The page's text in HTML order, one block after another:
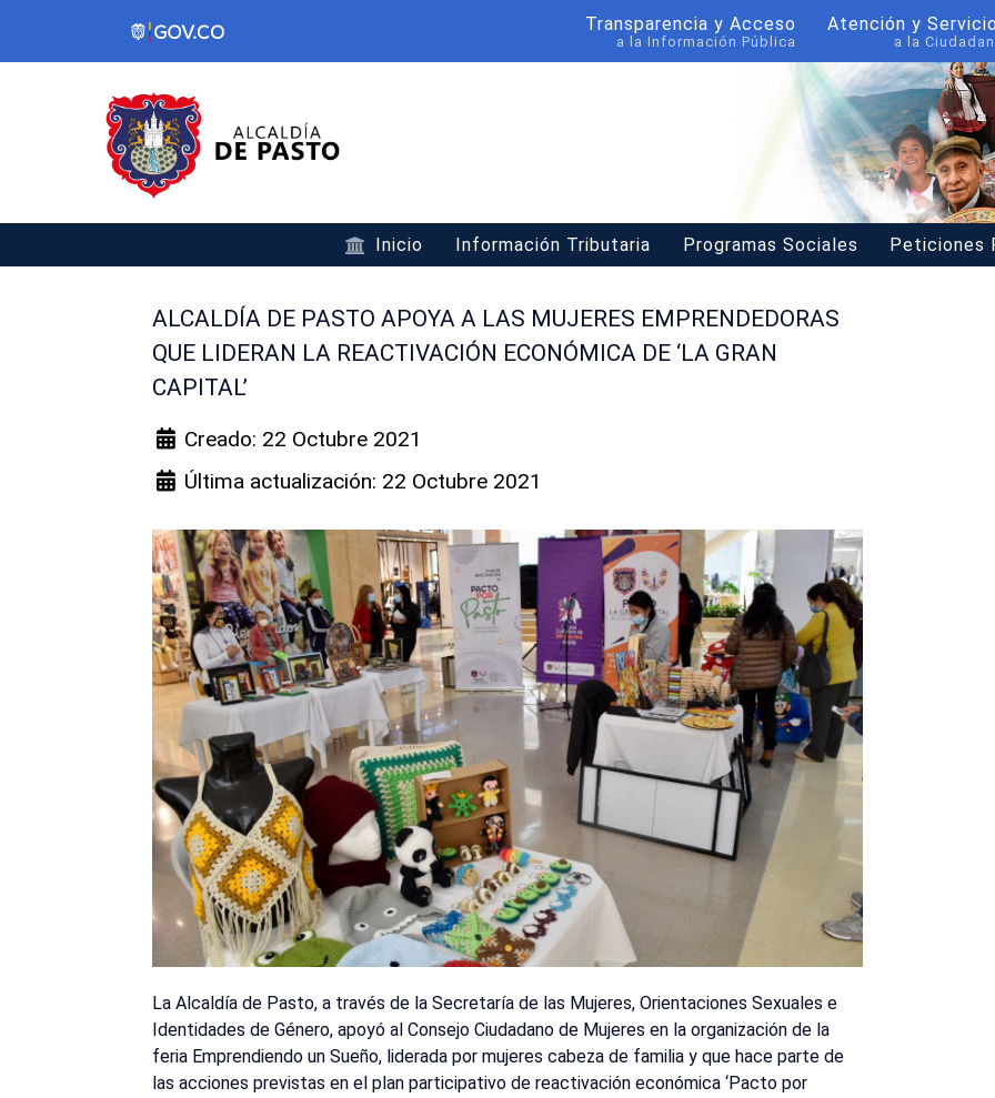
Transparencia y Acceso
a la Información Pública
Atención y
a la
Inicio Información Tributaria Programas Sociales Peticiones
ALCALDÍA DE PASTO APOYA A LAS MUJERES EMPRENDEDORAS
QUE LIDERAN LA REACTIVACIÓN ECONÓMICA DE ‘LA GRAN
CAPITAL’
Creado: 22 Octubre 2021
Última actualización: 22 Octubre 2021
La Alcaldía de Pasto, a través de la Secretaría de las Mujeres, Orientaciones Sexuales e
Identidades de Género, apoyó al Consejo Ciudadano de Mujeres en la organización de la
feria Emprendiendo un Sueño, liderada por mujeres cabeza de familia y que hace parte de
las acciones previstas en el plan participativo de reactivación económica ‘Pacto por